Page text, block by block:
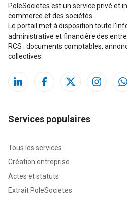
PoleSocietes est un service privé et
commerce et des sociétés.
Le portail met à disposition toute
administrative et financière des
RCS : documents comptables,
collectives.
Services populaires
Tous les services
Création entreprise
Actes et statuts
Extrait PoleSocietes